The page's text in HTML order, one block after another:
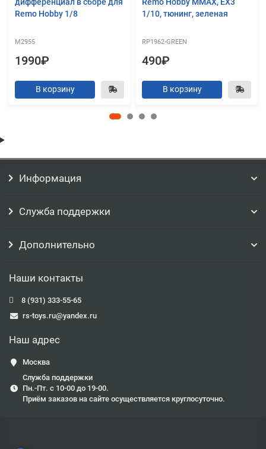
Remo Hobby 1/8
M2955
1990₽
В корзину
1/10, тюнинг, зеленая
RP1962-GREEN
490₽
В корзину
Информация
Служба поддержки
Дополнительно
Наши контакты
8 (931) 333-55-65
rs-toys.ru@yandex.ru
Наш адрес
Москва
Служба поддержки
Пн.-Пт. с 10-00 до 19-00.
Приём заказов на сайте осуществляется круглосуточно.